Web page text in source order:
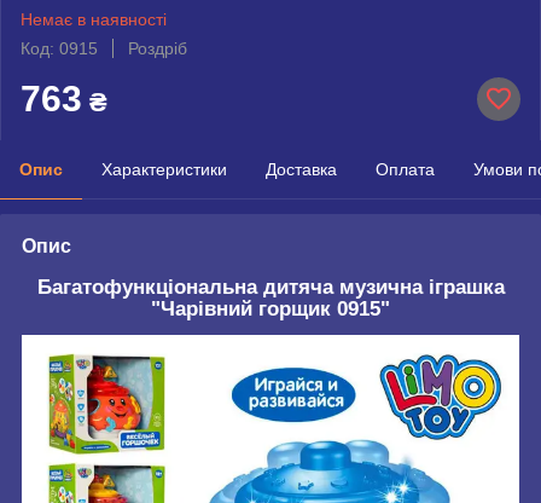
Немає в наявності
Код: 0915
Роздріб
763 ₴
Опис Характеристики Доставка Оплата Умови
Опис
Багатофункціональна дитяча музична іграшка
"Чарівний горщик 0915"